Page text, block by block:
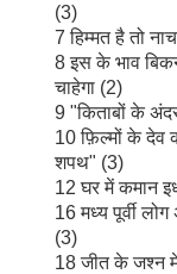
(3)
7 हिम्मत है तो
8 इस के भाव
चाहेगा (2)
9 "किताबों के
10 फ़िल्मों के देव
शपथ" (3)
12 घर में कमान
16 मध्य पूर्वी
(3)
18 जीत के जश्न में